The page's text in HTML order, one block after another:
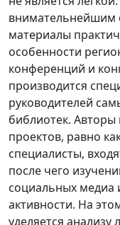
внимательнейшим
материалы
особенности
конференций и
производится
руководителей
библиотек. Авторы
проектов, равно
специалисты,
после чего
социальных
активности. На
уделяется анализу